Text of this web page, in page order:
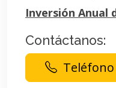
Inversión Anual
Contáctanos:
Teléfono